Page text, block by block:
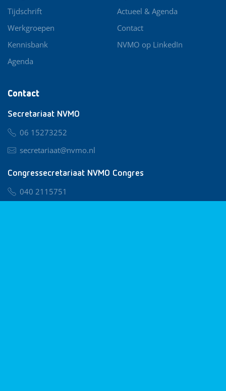
Contact
Secretariaat NVMO
06 15273252
secretariaat@nvmo.nl
Congressecretariaat NVMO Congres
040 2115751
Tijdschrift
Werkgroepen
Kennisbank
Agenda
Actueel & Agenda
Contact
NVMO op LinkedIn